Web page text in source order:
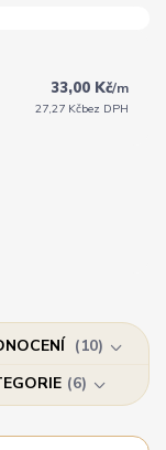
33,00 Kč/m
27,27 Kčbez DPH
10
6